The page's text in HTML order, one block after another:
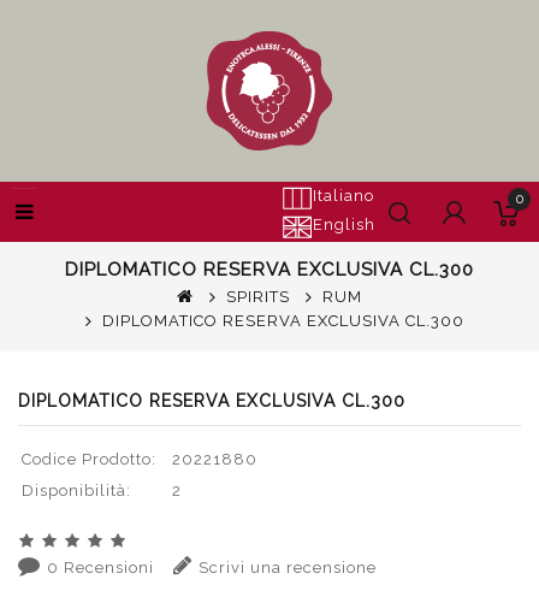
Italiano
English
0
DIPLOMATICO RESERVA EXCLUSIVA CL.300
SPIRITS
RUM
DIPLOMATICO RESERVA EXCLUSIVA CL.300
DIPLOMATICO RESERVA EXCLUSIVA CL.300
Codice Prodotto:
20221880
Disponibilità:
2
0 Recensioni Scrivi una recensione